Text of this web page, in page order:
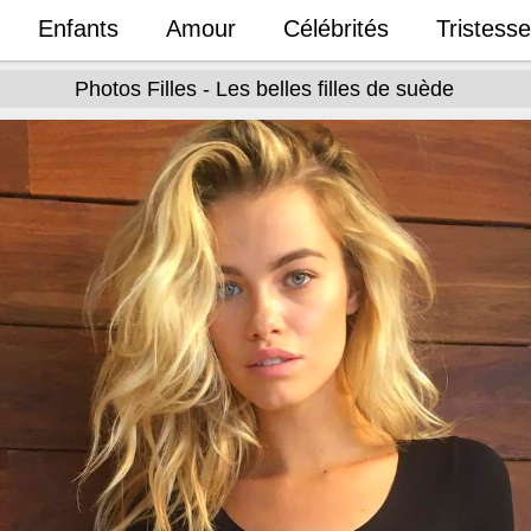
Enfants Amour Célébrités Tristesse
Photos Filles - Les belles filles de suède